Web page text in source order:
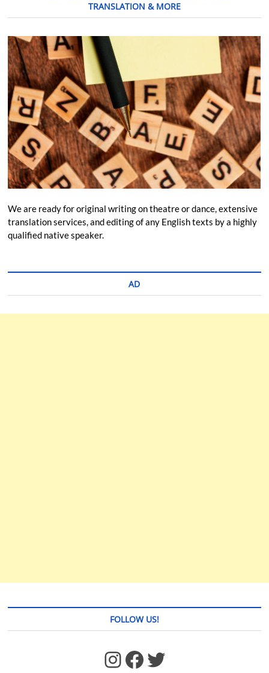
TRANSLATION & MORE
We are ready for original writing on theatre or dance, extensive
translation services, and editing of any English texts by a highly
qualified native speaker.
AD
FOLLOW US!
https://www.facebook.com/jstages/ Facebook Twitter